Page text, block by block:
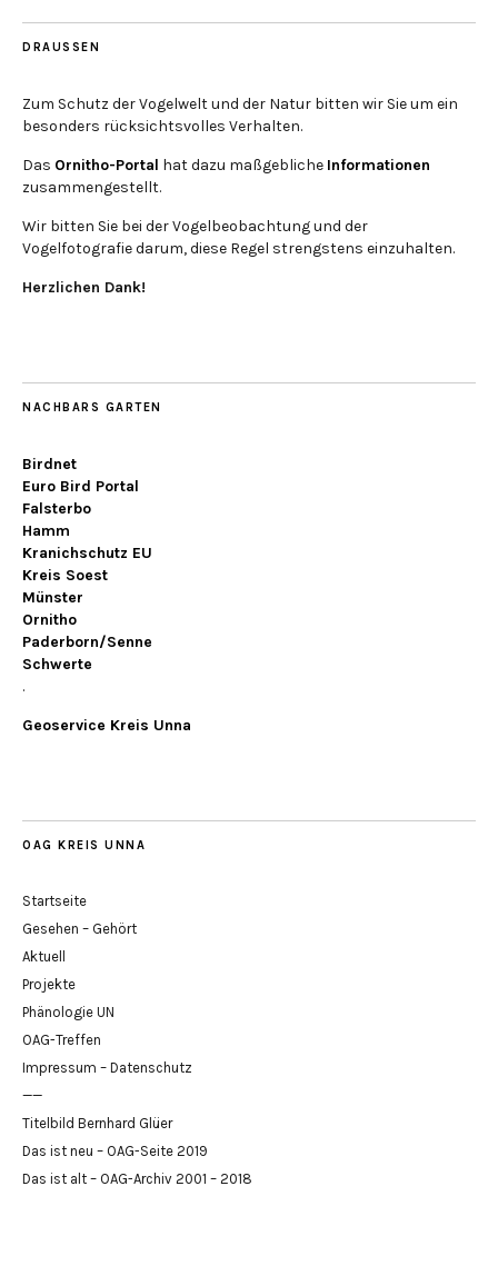
DRAUSSEN
Zum Schutz der Vogelwelt und der Natur bitten wir Sie um ein
besonders rücksichtsvolles Verhalten.
Das Ornitho-Portal hat dazu maßgebliche Informationen
zusammengestellt.
Wir bitten Sie bei der Vogelbeobachtung und der
Vogelfotografie darum, diese Regel strengstens einzuhalten.
Herzlichen Dank!
NACHBARS GARTEN
Birdnet
Euro Bird Portal
Falsterbo
Hamm
Kranichschutz EU
Kreis Soest
Münster
Ornitho
Paderborn/Senne
Schwerte
.
Geoservice Kreis Unna
OAG KREIS UNNA
Startseite
Gesehen – Gehört
Aktuell
Projekte
Phänologie UN
OAG-Treffen
Impressum – Datenschutz
——
Titelbild Bernhard Glüer
Das ist neu – OAG-Seite 2019
Das ist alt – OAG-Archiv 2001 – 2018